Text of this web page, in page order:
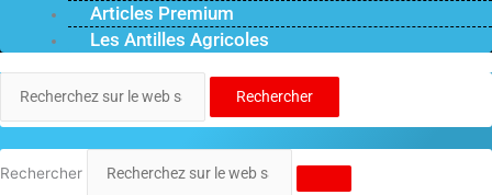
Articles Premium
Les Antilles Agricoles
Rechercher
Rechercher